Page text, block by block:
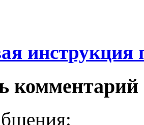
инструкция
комментарий